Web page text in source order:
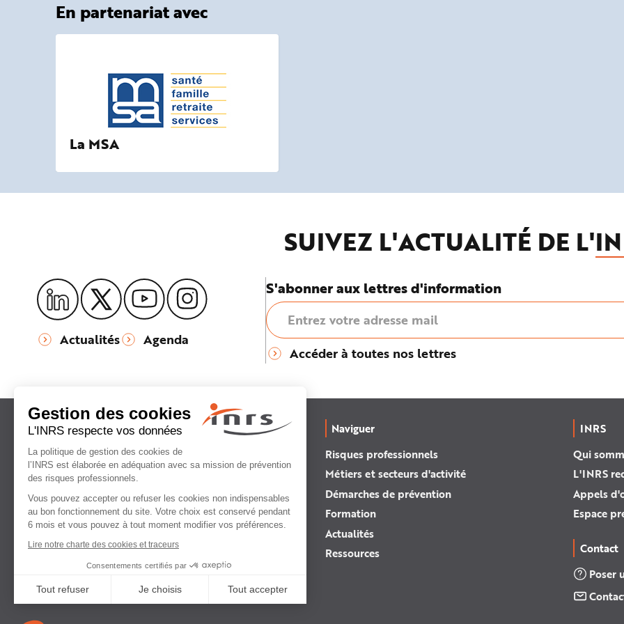
En partenariat avec
La MSA
SUIVEZ L'ACTUALITÉ DE L'
Actualités Agenda
S'abonner aux lettres d'information
Accéder à toutes nos lettres
Institut national
de recherche et de sécurité
pour la prévention
des accidents du travail
et des maladies professionnelles
Naviguer
Risques professionnels
Métiers et secteurs d'activité
Démarches de prévention
Formation
Actualités
Ressources
INRS
Qui
L'INRS
Appels
Espace
Contact
Poser